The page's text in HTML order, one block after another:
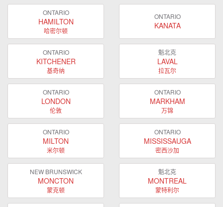
ONTARIO
HAMILTON
哈密尔顿
ONTARIO
KANATA
ONTARIO
KITCHENER
基奇纳
魁北克
LAVAL
拉瓦尔
ONTARIO
LONDON
伦敦
ONTARIO
MARKHAM
万锦
ONTARIO
MILTON
米尔顿
ONTARIO
MISSISSAUGA
密西沙加
NEW BRUNSWICK
MONCTON
蒙克顿
魁北克
MONTREAL
蒙特利尔